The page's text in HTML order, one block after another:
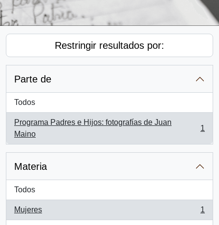
Restringir resultados por:
Parte de
Todos
Programa Padres e Hijos: fotografías de Juan
Maino
, 1 resultados
1
Materia
Todos
Mujeres
, 1 resultados
1